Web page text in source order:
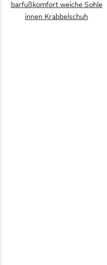
barfußkomfort weiche Sohle
innen Krabbelschuh